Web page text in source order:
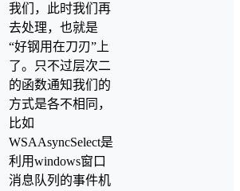
我们，此时我们再
去处理，也就是
“好钢用在刀刃”上
了。只不过层次二
的函数通知我们的
方式是各不相同，
比如
WSAAsyncSelect是
利用windows窗口
消息队列的事件机